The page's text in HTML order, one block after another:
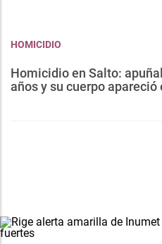
HOMICIDIO
Homicidio en Salto:
años y su cuerpo apareció